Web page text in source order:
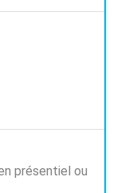
présentiel ou